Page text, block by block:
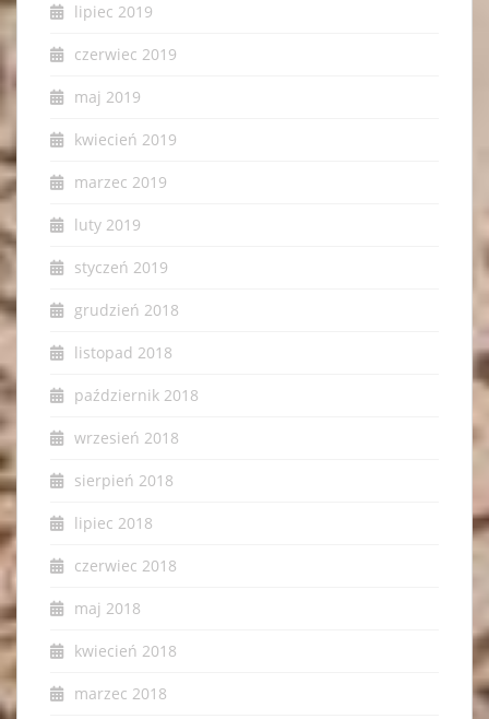
lipiec 2019
czerwiec 2019
maj 2019
kwiecień 2019
marzec 2019
luty 2019
styczeń 2019
grudzień 2018
listopad 2018
październik 2018
wrzesień 2018
sierpień 2018
lipiec 2018
czerwiec 2018
maj 2018
kwiecień 2018
marzec 2018